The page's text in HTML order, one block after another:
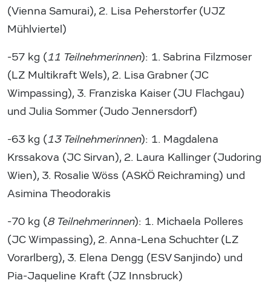
(Vienna Samurai), 2. Lisa Peherstorfer (UJZ
Mühlviertel)
-57 kg (11 Teilnehmerinnen): 1. Sabrina Filzmoser
(LZ Multikraft Wels), 2. Lisa Grabner (JC
Wimpassing), 3. Franziska Kaiser (JU Flachgau)
und Julia Sommer (Judo Jennersdorf)
-63 kg (13 Teilnehmerinnen): 1. Magdalena
Krssakova (JC Sirvan), 2. Laura Kallinger (Judoring
Wien), 3. Rosalie Wöss (ASKÖ Reichraming) und
Asimina Theodorakis
-70 kg (8 Teilnehmerinnen): 1. Michaela Polleres
(JC Wimpassing), 2. Anna-Lena Schuchter (LZ
Vorarlberg), 3. Elena Dengg (ESV Sanjindo) und
Pia-Jaqueline Kraft (JZ Innsbruck)